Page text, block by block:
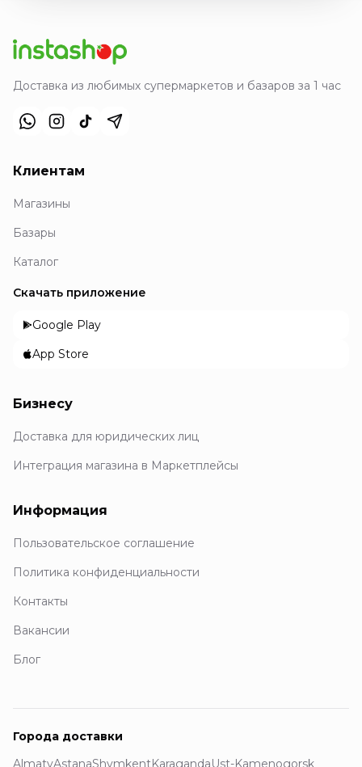
Доставка из любимых супермаркетов и базаров за 1 час
Клиентам
Магазины
Базары
Каталог
Скачать приложение
Google Play
App Store
Бизнесу
Доставка для юридических лиц
Интеграция магазина в Маркетплейсы
Информация
Пользовательское соглашение
Политика конфиденциальности
Контакты
Вакансии
Блог
Города доставки
AlmatyAstanaShymkentKaragandaUst-Kamenogorsk